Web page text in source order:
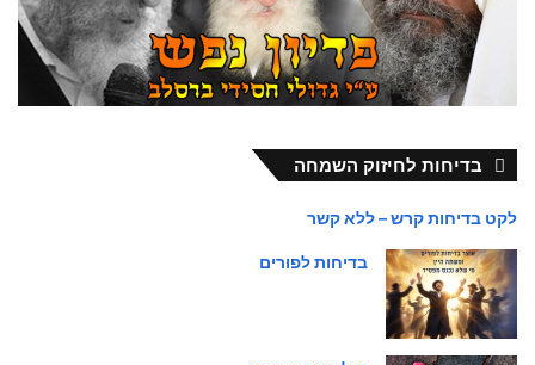
בדיחות לחיזוק השמחה
לקט בדיחות קרש – ללא קשר
בדיחות לפורים